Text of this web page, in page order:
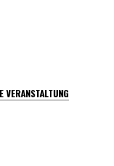
VERANSTALTUNG